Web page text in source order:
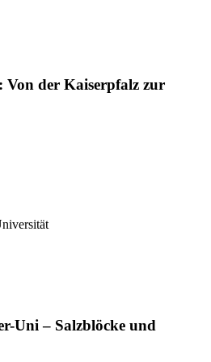
der Kaiserpfalz zur
Uni – Salzblöcke und